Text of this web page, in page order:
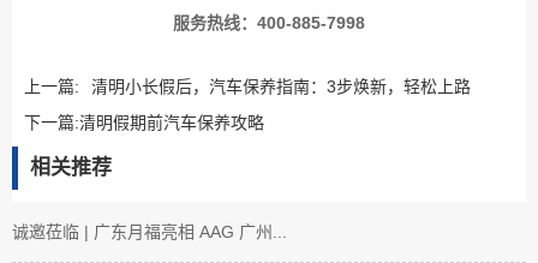
服务热线：400-885-7998
上一篇:
清明小长假后，汽车保养指南：3步焕新，轻松上路
下一篇:清明假期前汽车保养攻略
相关推荐
诚邀莅临 | 广东月福亮相 AAG 广州...